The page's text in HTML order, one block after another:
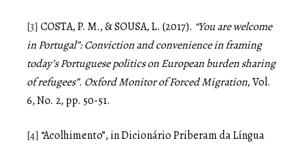
[3] COSTA, P. M., & SOUSA, L. (2017). “You are welcome
in Portugal”: Conviction and convenience in framing
today’s Portuguese politics on European burden sharing
of refugees”. Oxford Monitor of Forced Migration, Vol.
6, No. 2, pp. 50-51.
[4] “Acolhimento”, in Dicionário Priberam da Língua